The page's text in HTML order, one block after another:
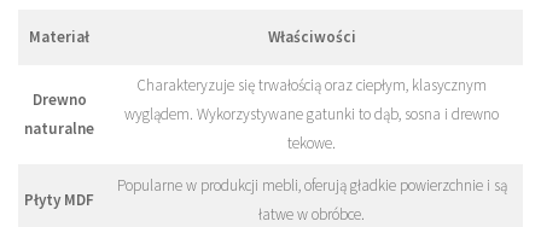
Materiał Właściwości
Drewno
naturalne
Charakteryzuje się trwałością oraz ciepłym, klasycznym
wyglądem. Wykorzystywane gatunki to dąb, sosna i drewno
tekowe.
Płyty MDF
Popularne w produkcji mebli, oferują gładkie powierzchnie i są
łatwe w obróbce.